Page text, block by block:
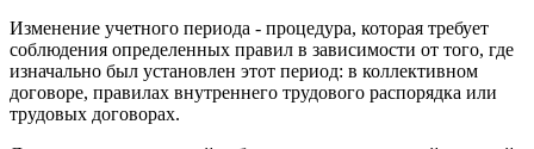
Изменение учетного периода - процедура, которая требует
соблюдения определенных правил в зависимости от того, где
изначально был установлен этот период: в коллективном
договоре, правилах внутреннего трудового распорядка или
трудовых договорах.